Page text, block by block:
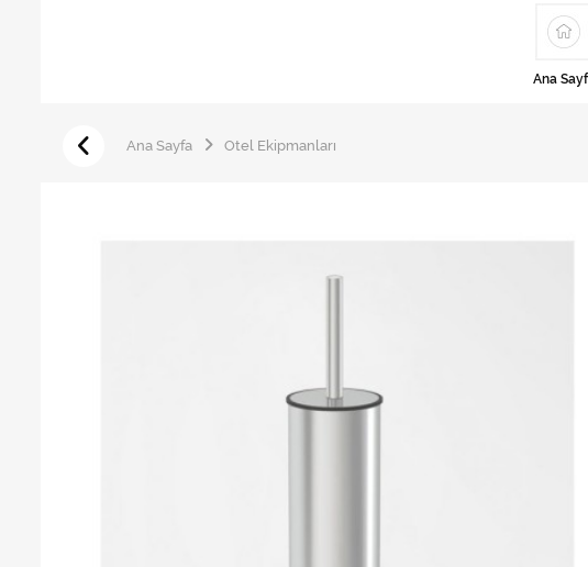
Ana
Ana Sayfa Otel Ekipmanları